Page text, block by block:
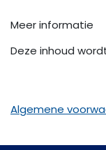
Meer informatie
Deze inhoud
Algemene